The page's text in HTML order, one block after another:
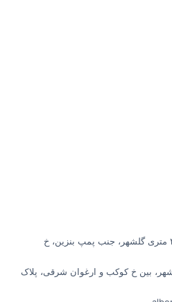
کرج، انتهای ۴۵ متری گلشهر، جنب پمپ بنزین، خ
گلشهر، بین خ کوکب و ارغوان شرقی، پلاک